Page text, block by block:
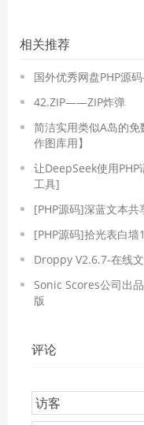
相关推荐
国外优秀网盘PHP源
42.ZIP——ZIP炸弹
简洁实用类似A岛的
作图库用】
让DeepSeek使用
工具]
[PHP源码]深蓝文本共
[PHP源码]拾光表白
Droppy V2.6.7-在线
Sonic Scores公司出
版
评论